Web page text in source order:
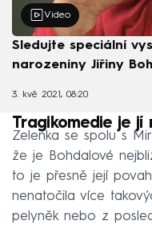
Video
Sledujte speciální
narozeniny Jiřiny
3. kvě 2021, 08:20
Tragikomedie je jí
Zelenka se spolu s
že je Bohdalové
to je přesně její
nenatočila více
pelyněk nebo z